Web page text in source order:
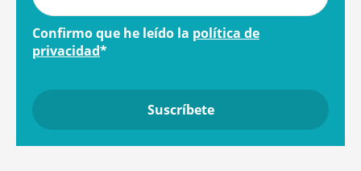
Confirmo que he leído la política de
privacidad*